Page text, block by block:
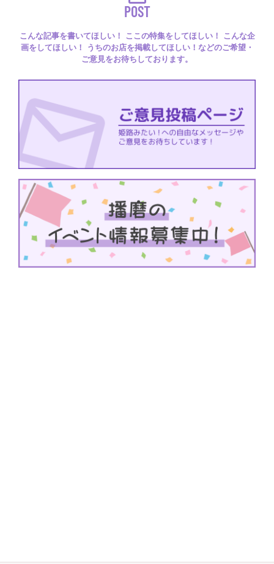
POST
こんな記事を書いてほしい！ ここの特集をしてほしい！ こんな企
画をしてほしい！ うちのお店を掲載してほしい！などのご希望・
ご意見をお待ちしております。